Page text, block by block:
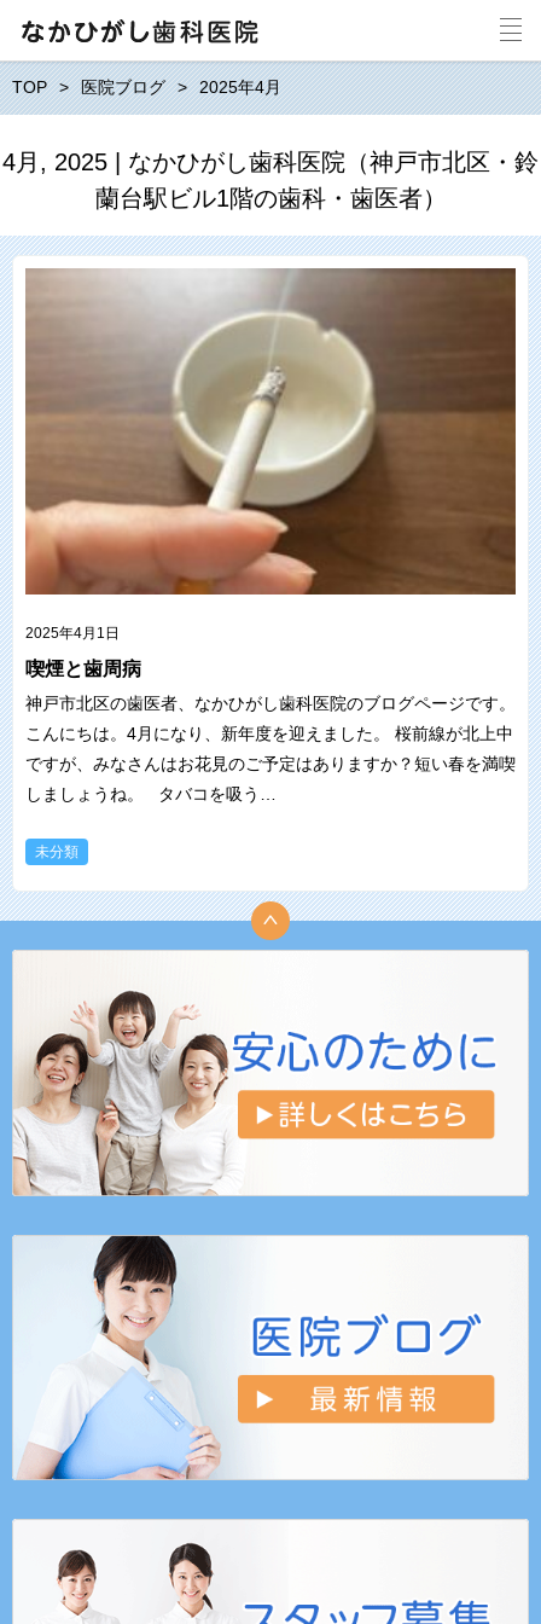
TOP 医院ブログ 2025年4月
4月, 2025 | なかひがし歯科医院（神戸市北区・鈴
蘭台駅ビル1階の歯科・歯医者）
2025年4月1日
喫煙と歯周病
神戸市北区の歯医者、なかひがし歯科医院のブログページです。
こんにちは。4月になり、新年度を迎えました。 桜前線が北上中
ですが、みなさんはお花見のご予定はありますか？短い春を満喫
しましょうね。 タバコを吸う…
未分類